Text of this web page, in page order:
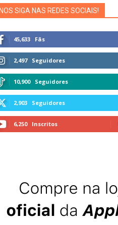
NOS SIGA NAS REDES SOCIAIS!
45,633 Fãs
2,497 Seguidores
10,900 Seguidores
2,903 Seguidores
6,250 Inscritos